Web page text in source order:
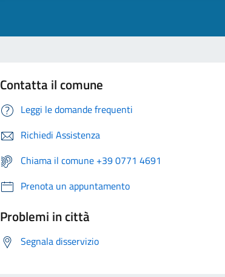
Contatta il comune
Leggi le domande frequenti
Richiedi Assistenza
Chiama il comune +39 0771 4691
Prenota un appuntamento
Problemi in città
Segnala disservizio